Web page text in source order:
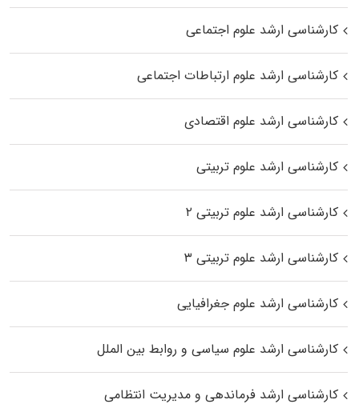
کارشناسی ارشد علوم اجتماعی
کارشناسی ارشد علوم ارتباطات اجتماعی
کارشناسی ارشد علوم اقتصادی
کارشناسی ارشد علوم تربیتی
کارشناسی ارشد علوم تربیتی ۲
کارشناسی ارشد علوم تربیتی ۳
کارشناسی ارشد علوم جغرافیایی
کارشناسی ارشد علوم سیاسی و روابط بین الملل
کارشناسی ارشد فرماندهی و مدیریت انتظامی